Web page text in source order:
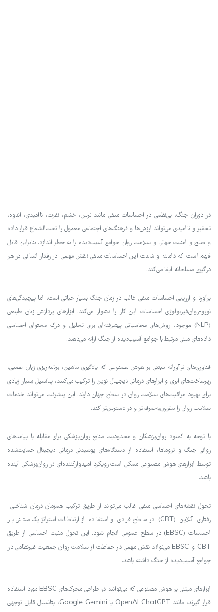
در دوران جنگ، بی‌نظمی در احساسات منفی مانند ترس، خشم، نفرت، ناامیدی، اندوه،
تحقیر و ناامیدی می‌تواند ارزش‌ها و فرهنگ‌های اجتماعی معمول را تحت‌الشعاع قرار داده
و صلح و امنیت جهانی و سلامت روان جوامع آسیب‌دیده را به خطر اندازد. بنابراین قابل
فهم است که دامنه و شدت این احساسات منفی نقش مهمی در رفتار انسانی در هر
درگیری مسلحانه ایفا می‌کند.
برآورد و ارزیابی احساسات منفی غالب در زمان جنگ بسیار حیاتی است، اما پیچیدگی‌های
نورو-روان‌فیزیولوژی احساسات این کار را دشوار می‌کند. ابزارهای پردازش زبان طبیعی
(NLP) موجود، روش‌های محاسباتی پیشرفته‌ای برای تحلیل و درک محتوای احساسی
داده‌های متنی مرتبط با جوامع آسیب‌دیده از جنگ ارائه می‌دهند.
فناوری‌های نوآورانه مبتنی بر هوش مصنوعی که یادگیری ماشین، برنامه‌ریزی زبان عصبی،
زیرساخت‌های ابری و ابزارهای درمانی دیجیتال نوین را ترکیب می‌کنند، پتانسیل بسیار زیادی
برای بهبود مراقبت‌های سلامت روان در سطح جهان دارند. این پیشرفت می‌تواند خدمات
سلامت روان را مقرون‌به‌صرفه‌تر و در دسترس‌تر کند.
با توجه به کمبود روان‌پزشکان و محدودیت منابع روان‌پزشکی برای مقابله با پیامدهای
روانی جنگ و تروماها، استفاده از دستگاه‌های پوشیدنی درمانی دیجیتال حمایت‌شده
توسط ابزارهای هوش مصنوعی ممکن است رویکرد امیدوارکننده‌ای در روان‌پزشکی آینده
باشد.
تحول نقشه‌های احساسی منفی غالب می‌تواند از طریق ترکیب همزمان درمان شناختی-
رفتاری آنلاین (CBT) در سطح فردی و استفاده از ارتباطات استراتژیک مبتنی بر
احساسات (EBSC) در سطح عمومی انجام شود. این تحول مثبت احساسی از طریق
CBT و EBSC می‌تواند نقش مهمی در حفاظت از سلامت روان جمعیت غیرنظامی در
جوامع آسیب‌دیده از جنگ داشته باشد.
ابزارهای مبتنی بر هوش مصنوعی که می‌توانند در طراحی محرک‌های EBSC مورد استفاده
قرار گیرند، مانند OpenAI ChatGPT یا Google Gemini، پتانسیل قابل توجهی